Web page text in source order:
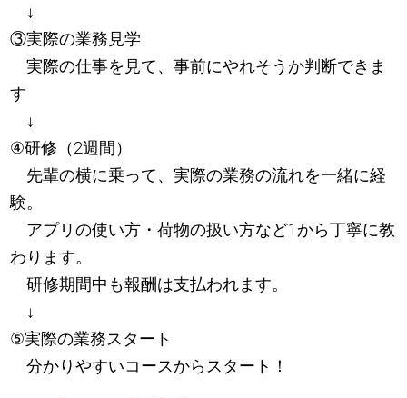
↓
③実際の業務見学
実際の仕事を見て、事前にやれそうか判断できま
す
↓
④研修（2週間）
先輩の横に乗って、実際の業務の流れを一緒に経
験。
アプリの使い方・荷物の扱い方など1から丁寧に教
わります。
研修期間中も報酬は支払われます。
↓
⑤実際の業務スタート
分かりやすいコースからスタート！